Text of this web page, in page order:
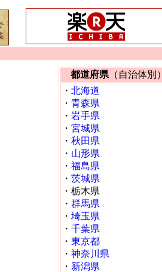
都道府県 （自治体別）
・ 北海道
・ 青森県
・ 岩手県
・ 宮城県
・ 秋田県
・ 山形県
・ 福島県
・ 茨城県
・栃木県
・ 群馬県
・ 埼玉県
・ 千葉県
・ 東京都
・ 神奈川県
・ 新潟県